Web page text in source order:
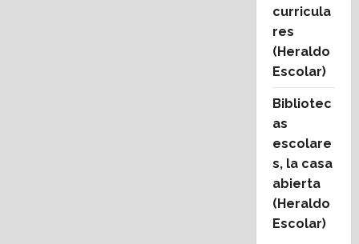
curricula
res
(Heraldo
Escolar)
Bibliotec
as
escolare
s, la casa
abierta
(Heraldo
Escolar)